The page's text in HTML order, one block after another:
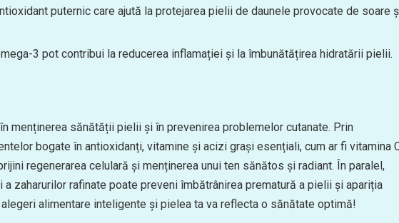
puternic care ajută la protejarea pielii de daunele provocate de soare
3 pot contribui la reducerea inflamației și la îmbunătățirea hidratării pielii.
menținerea sănătății pielii și în prevenirea problemelor cutanate. Prin
bogate în antioxidanți, vitamine și acizi grași esențiali, cum ar fi vitamina
regenerarea celulară și menținerea unui ten sănătos și radiant. În paralel,
zaharurilor rafinate poate preveni îmbătrânirea prematură a pielii și apariția
alimentare inteligente și pielea ta va reflecta o sănătate optimă!